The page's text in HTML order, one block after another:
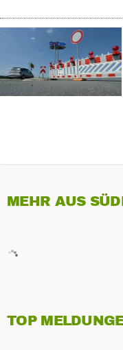
MEHR AUS
TOP